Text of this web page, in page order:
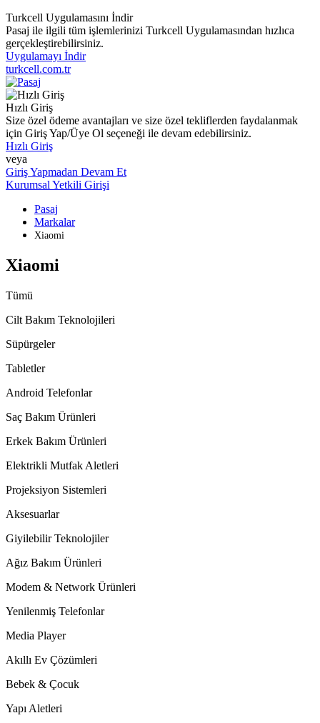
Turkcell Uygulamasını İndir
Pasaj ile ilgili tüm işlemlerinizi Turkcell Uygulamasından hızlıca
gerçekleştirebilirsiniz.
Uygulamayı İndir
turkcell.com.tr
Hızlı Giriş
Size özel ödeme avantajları ve size özel tekliflerden faydalanmak
için Giriş Yap/Üye Ol seçeneği ile devam edebilirsiniz.
Hızlı Giriş
veya
Giriş Yapmadan Devam Et
Kurumsal Yetkili Girişi
Pasaj
Markalar
Xiaomi
Xiaomi
Tümü
Cilt Bakım Teknolojileri
Süpürgeler
Tabletler
Android Telefonlar
Saç Bakım Ürünleri
Erkek Bakım Ürünleri
Elektrikli Mutfak Aletleri
Projeksiyon Sistemleri
Aksesuarlar
Giyilebilir Teknolojiler
Ağız Bakım Ürünleri
Modem & Network Ürünleri
Yenilenmiş Telefonlar
Media Player
Akıllı Ev Çözümleri
Bebek & Çocuk
Yapı Aletleri